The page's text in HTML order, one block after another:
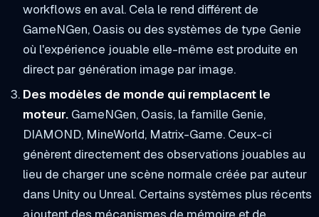
workflows en aval. Cela le rend différent de
GameNGen, Oasis ou des systèmes de type Genie
où l'expérience jouable elle-même est produite en
direct par génération image par image.
Des modèles de monde qui remplacent le
moteur.GameNGen, Oasis, la famille Genie,
DIAMOND, MineWorld, Matrix-Game. Ceux-ci
génèrent directement des observations jouables au
lieu de charger une scène normale créée par auteur
dans Unity ou Unreal. Certains systèmes plus récents
ajoutent des mécanismes de mémoire et de